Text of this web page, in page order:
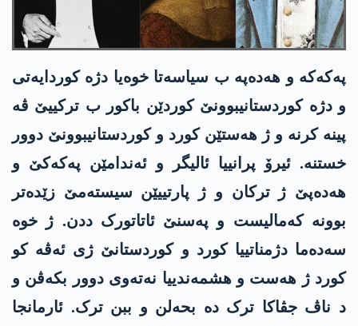
پەکەکە و ھەدەپە ب سیاسەتا خوەیا دژە کوردایەتی
و دژە کوردستانیبوونێ کوردێن باکور ب ترکییێ ڤە
پینە کرنە و ژ ھەستێن کورد و کوردستانیبوونێ دوور
خستنە. ئیرۆ پرانییا ئالیگر و ئەندامێن پەکەکێ و
ھەدەپێ ژ ترکان و ژ پارتییێن سیستەمێ زێدەتر
بوونە کەمالیست و پەسنێ ئاتاتورک ددن. ژ خوە
سەدەما دژمناتییا کورد و کوردستانێ ژی ئەڤە کو
کورد ژ ھەست و ھشمەندییا نەتەوی دوور بکەڤن و
د ناڤ جڤاکا ترک دە بحەلن و ببن ترک. ئارمانجا